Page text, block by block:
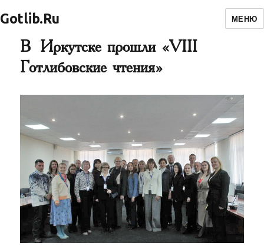
Gotlib.Ru МЕНЮ
В Иркутске прошли «VIII
Готлибовские чтения»